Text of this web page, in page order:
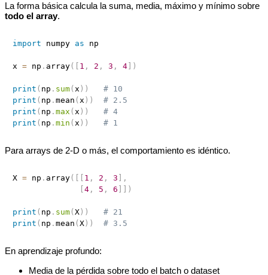
La forma básica calcula la suma, media, máximo y mínimo sobre
todo el array.
import numpy as np
x = np . array( 1 , 2 , 3 , 4] )
print ( np . sum( x ) )
# 10
print ( np . mean ( x ) )
# 2.5
print ( np . max ( x ) )
# 4
print ( np . min ( x ) ) # 1
Para arrays de 2‑D o más, el comportamiento es idéntico.
X = np . array( 1 , 2 , 3
,
4, 5 , 6 )
print ( np . sum( X) )
# 21
print ( np . mean ( X) ) # 3.5
En aprendizaje profundo:
Media de la pérdida sobre todo el batch o dataset